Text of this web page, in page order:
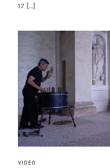
17 […]
VIDEO